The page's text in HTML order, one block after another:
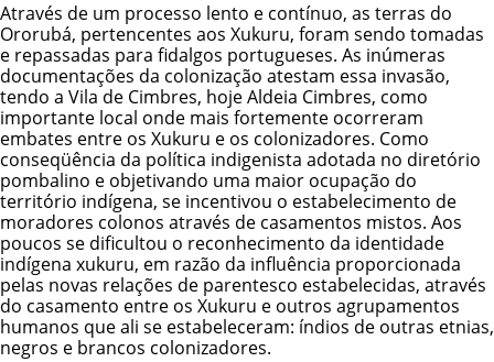
Através de um processo lento e contínuo, as terras do
Ororubá, pertencentes aos Xukuru, foram sendo tomadas
e repassadas para fidalgos portugueses. As inúmeras
documentações da colonização atestam essa invasão,
tendo a Vila de Cimbres, hoje Aldeia Cimbres, como
importante local onde mais fortemente ocorreram
embates entre os Xukuru e os colonizadores. Como
conseqüência da política indigenista adotada no diretório
pombalino e objetivando uma maior ocupação do
território indígena, se incentivou o estabelecimento de
moradores colonos através de casamentos mistos. Aos
poucos se dificultou o reconhecimento da identidade
indígena xukuru, em razão da influência proporcionada
pelas novas relações de parentesco estabelecidas, através
do casamento entre os Xukuru e outros agrupamentos
humanos que ali se estabeleceram: índios de outras etnias,
negros e brancos colonizadores.